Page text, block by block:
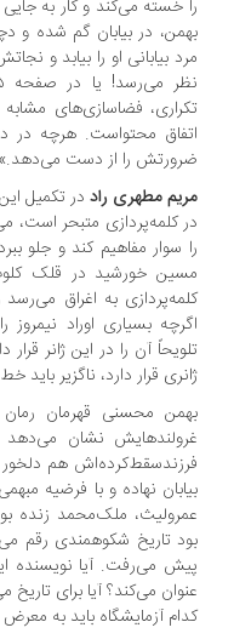
در بیابان گم شده و دچار
نظر
فضاسازی‌های مشابه و
محتواست. هرچه در دل
را از دست می‌دهد.»
مطهری راددر تکمیل این بحث
کلمه‌پردازی متبحر است،
سوار مفاهیم کند و جلو ببرد و
خورشید در قلک کلوت ته
به اغراق می‌رسد و خط
بسیاری اوراد نیمروز را
آن را در این ژانر قرار
قرار دارد، ناگزیر باید خط
محسنی قهرمان رمان اوراد
نشان می‌دهد از
هم دلخور است.
نهاده و با فرضیه مبهمی
ملک‌محمد زنده بود چه
تاریخ شکوهمندی رقم
می‌رفت. آیا نویسنده این مورد
می‌کند؟ آیا برای تاریخ
آزمایشگاه باید به معرض